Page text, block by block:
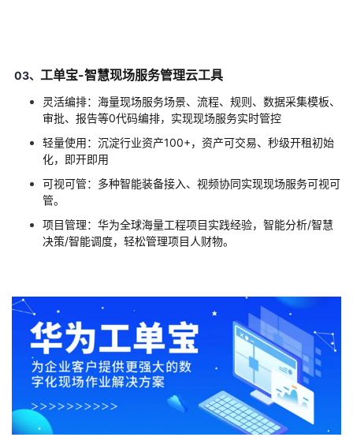
03、 工单宝-智慧现场服务管理云工具
灵活编排：海量现场服务场景、流程、规则、数据采集模板、
审批、报告等0代码编排，实现现场服务实时管控
轻量使用：沉淀行业资产100+，资产可交易、秒级开租初始
化，即开即用
可视可管：多种智能装备接入、视频协同实现现场服务可视可
管。
项目管理：华为全球海量工程项目实践经验，智能分析/智慧
决策/智能调度，轻松管理项目人财物。